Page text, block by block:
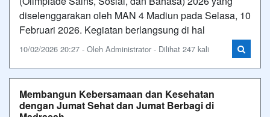
diselenggarakan oleh MAN 4 Madiun pada Selasa, 10
Februari 2026. Kegiatan berlangsung di hal
10/02/2026 20:27 - Oleh Administrator - Dilihat 247 kali
Membangun Kebersamaan dan Kesehatan
dengan Jumat Sehat dan Jumat Berbagi di